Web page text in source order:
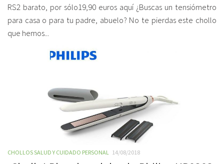
RS2 barato, por sólo19,90 euros aquí ¿Buscas un tensiómetro
para casa o para tu padre, abuelo? No te pierdas este chollo
que hemos...
CHOLLOS SALUD Y CUIDADO PERSONAL 14/08/2018